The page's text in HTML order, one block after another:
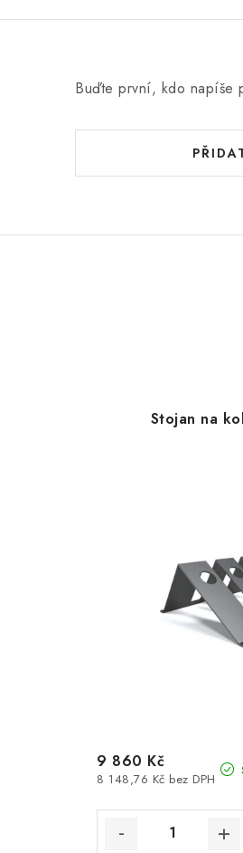
Buďte první, kdo napíše
Stojan na
8 148,76 Kč bez DPH
9 860 Kč